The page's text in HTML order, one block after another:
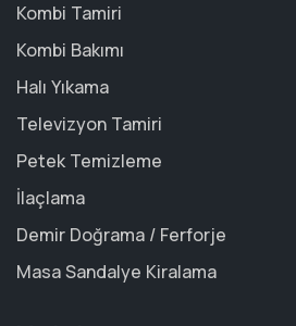
Kombi Tamiri
Kombi Bakımı
Halı Yıkama
Televizyon Tamiri
Petek Temizleme
İlaçlama
Demir Doğrama / Ferforje
Masa Sandalye Kiralama